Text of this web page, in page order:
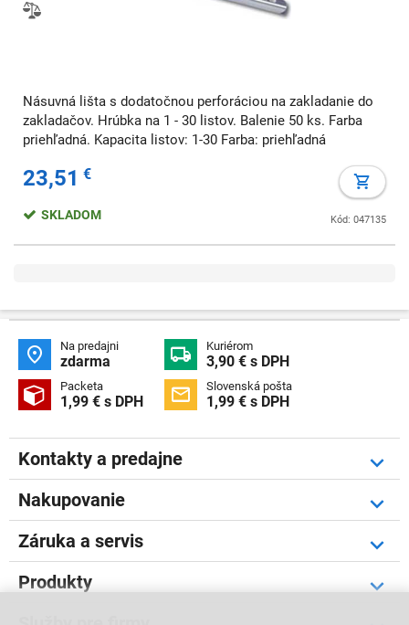
Násuvná lišta s dodatočnou perforáciou na zakladanie do
zakladačov. Hrúbka na 1 - 30 listov. Balenie 50 ks. Farba
priehľadná. Kapacita listov: 1-30 Farba: priehľadná
23,51 €
Kód: 047135
SKLADOM
 Na predajni
zdarma  Kuriérom
3,90 € s DPH
 Packeta
1,99 € s DPH  Slovenská pošta
1,99 € s DPH
Kontakty a predajne
Nakupovanie
Záruka a servis
Produkty